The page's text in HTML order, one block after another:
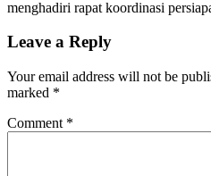
menghadiri rapat koordinasi
Leave a Reply
Your email address will not be
marked *
Comment *